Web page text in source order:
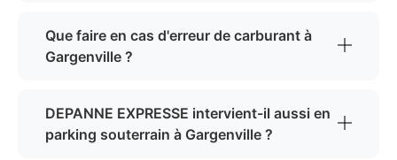
Que faire en cas d'erreur de carburant à
Gargenville ?
DEPANNE EXPRESSE intervient-il aussi en
parking souterrain à Gargenville ?